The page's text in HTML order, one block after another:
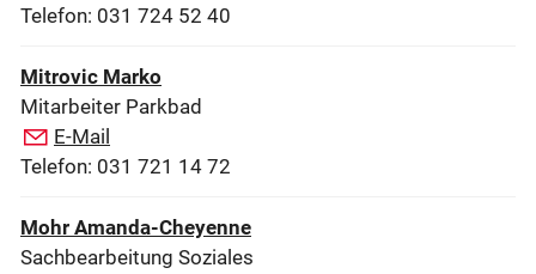
Telefon: 031 724 52 40
Mitrovic Marko
Mitarbeiter Parkbad
E-Mail
Telefon: 031 721 14 72
Mohr Amanda-Cheyenne
Sachbearbeitung Soziales